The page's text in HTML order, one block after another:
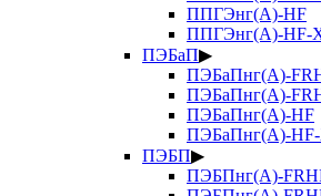
ППГЭнг(А)-HF
ППГЭнг(А)-HF-
ПЭБаП▶
ПЭБаПнг(А)-
ПЭБаПнг(А)-
ПЭБаПнг(А)-HF
ПЭБаПнг(А)-
ПЭБП▶
ПЭБПнг(А)-